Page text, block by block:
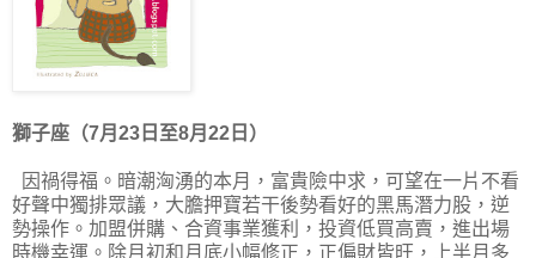
獅子座（7月23日至8月22日）
因禍得福。暗潮洶湧的本月，富貴險中求，可望在一片不看
好聲中獨排眾議，大膽押寶若干後勢看好的黑馬潛力股，逆
勢操作。加盟併購、合資事業獲利，投資低買高賣，進出場
時機幸運。除月初和月底小幅修正，正偏財皆旺，上半月多